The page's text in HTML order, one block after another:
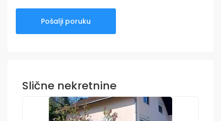
Slične nekretnine